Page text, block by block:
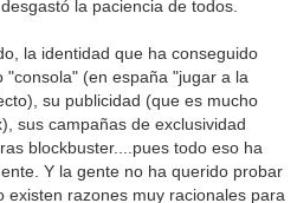
la paciencia de todos.
la identidad que ha conseguido
"consola" (en españa "jugar a la
su publicidad (que es mucho
sus campañas de exclusividad
blockbuster....pues todo eso ha
Y la gente no ha querido probar
existen razones muy racionales para